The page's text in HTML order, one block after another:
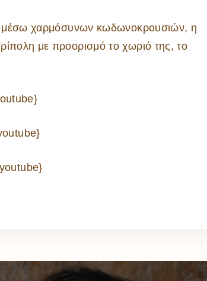
μέσω χαρμόσυνων κωδωνοκρουσιών, η
με προορισμό το χωριό της, το